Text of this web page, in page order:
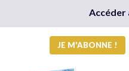
Accéder
JE M'ABONNE !